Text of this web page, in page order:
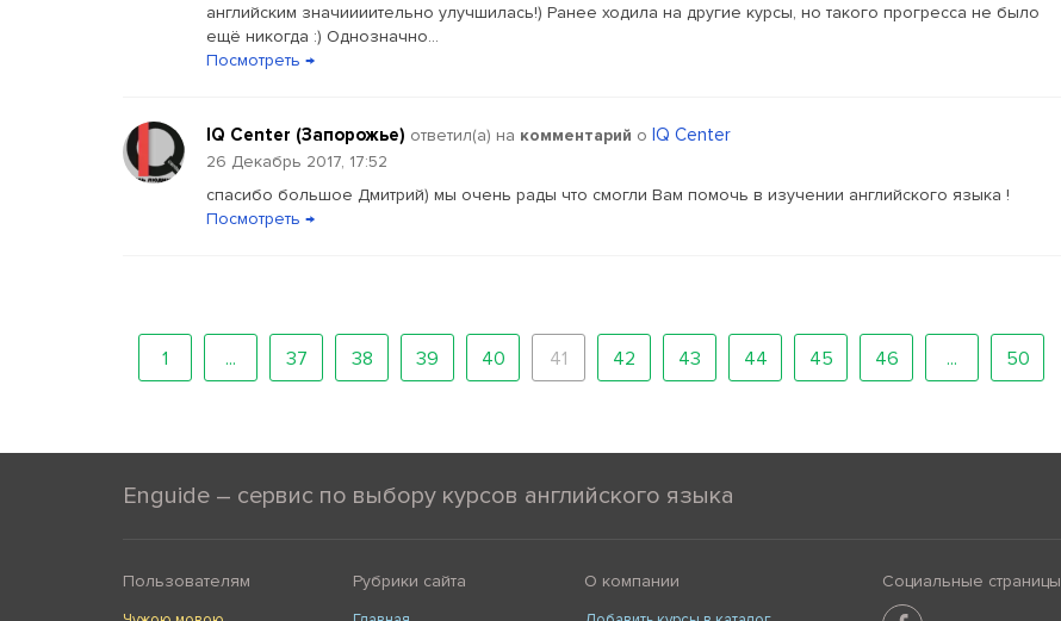
английским значиииительно улучшилась!) Ранее ходила на другие курсы, но такого прогресса не было
ещё никогда :) Однозначно...
Посмотреть →
IQ Center (Запорожье) ответил(a) на комментарий о IQ Center
26 Декабрь 2017, 17:52
спасибо большое Дмитрий) мы очень рады что смогли Вам помочь в изучении английского языка !
Посмотреть →
1 ... 37 38 39 40 41 42 43 44 45 46 ... 50
Enguide – сервис по выбору курсов английского языка
Пользователям Рубрики сайта О компании Социальные страницы